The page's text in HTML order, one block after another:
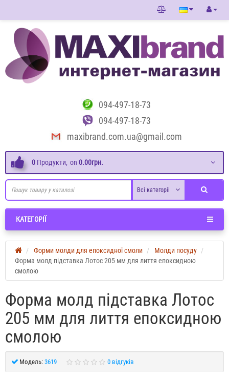
094-497-18-73
094-497-18-73
maxibrand.com.ua@gmail.com
0 Продукти, on 0.00грн.
Всі категоріі
КАТЕГОРІЇ
Форми молди для епоксидної смоли
Молди посуду
Форма молд підставка Лотос 205 мм для лиття епоксидною
смолою
Форма молд підставка Лотос
205 мм для лиття епоксидною
смолою
Модель: 3619 0 відгуків